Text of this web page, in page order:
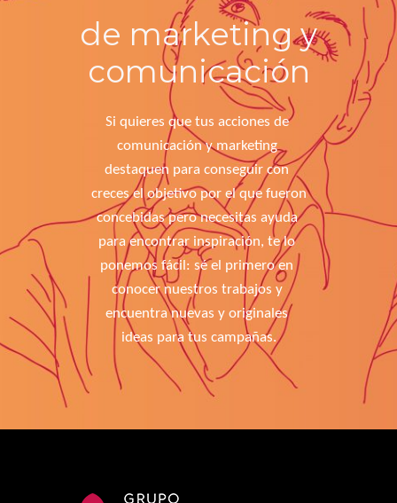
de marketing y
comunicación
Si quieres que tus acciones de
comunicación y marketing
destaquen para conseguir con
creces el objetivo por el que fueron
concebidas pero necesitas ayuda
para encontrar inspiración, te lo
ponemos fácil: sé el primero en
conocer nuestros trabajos y
encuentra nuevas y originales
ideas para tus campañas.